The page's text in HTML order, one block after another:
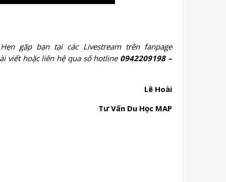
gặp bạn tại các Livestream trên fanpage
viết hoặc liên hệ qua số hotline 0942209198 –
Lê Hoài
Tư Vấn Du Học MAP